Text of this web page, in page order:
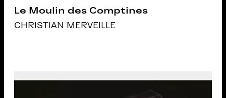
Le Moulin des Comptines
CHRISTIAN MERVEILLE